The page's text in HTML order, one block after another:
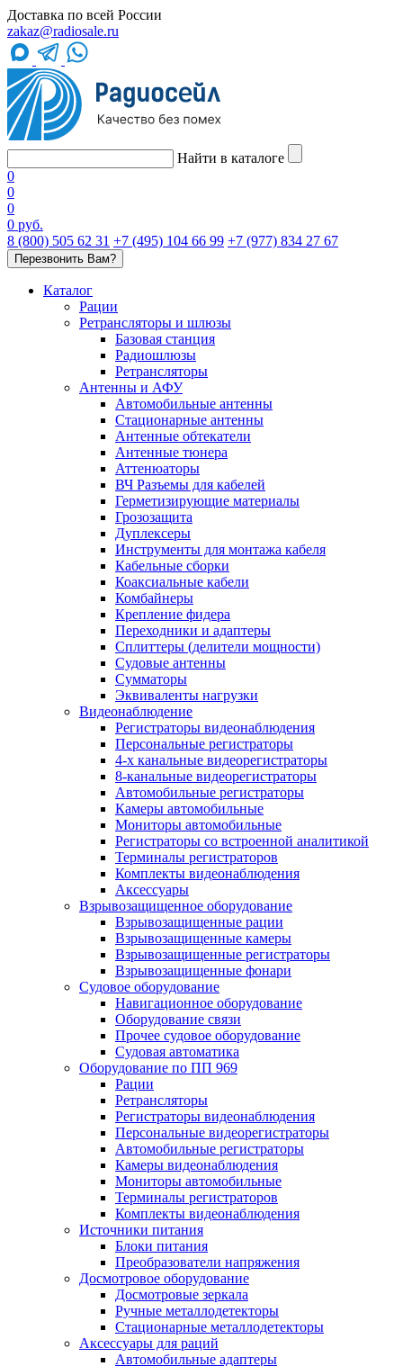
Доставка по всей России
zakaz@radiosale.ru
Найти в каталоге
0
0
0
0 руб.
8 (800) 505 62 31 +7 (495) 104 66 99 +7 (977) 834 27 67
Перезвонить Вам?
Каталог
Рации
Ретрансляторы и шлюзы
Базовая станция
Радиошлюзы
Ретрансляторы
Антенны и АФУ
Автомобильные антенны
Стационарные антенны
Антенные обтекатели
Антенные тюнера
Аттенюаторы
ВЧ Разъемы для кабелей
Герметизирующие материалы
Грозозащита
Дуплексеры
Инструменты для монтажа кабеля
Кабельные сборки
Коаксиальные кабели
Комбайнеры
Крепление фидера
Переходники и адаптеры
Сплиттеры (делители мощности)
Судовые антенны
Сумматоры
Эквиваленты нагрузки
Видеонаблюдение
Регистраторы видеонаблюдения
Персональные регистраторы
4-х канальные видеорегистраторы
8-канальные видеорегистраторы
Автомобильные регистраторы
Камеры автомобильные
Мониторы автомобильные
Регистраторы со встроенной аналитикой
Терминалы регистраторов
Комплекты видеонаблюдения
Аксессуары
Взрывозащищенное оборудование
Взрывозащищенные рации
Взрывозащищенные камеры
Взрывозащищенные регистраторы
Взрывозащищенные фонари
Судовое оборудование
Навигационное оборудование
Оборудование связи
Прочее судовое оборудование
Судовая автоматика
Оборудование по ПП 969
Рации
Ретрансляторы
Регистраторы видеонаблюдения
Персональные видеорегистраторы
Автомобильные регистраторы
Камеры видеонаблюдения
Мониторы автомобильные
Терминалы регистраторов
Комплекты видеонаблюдения
Источники питания
Блоки питания
Преобразователи напряжения
Досмотровое оборудование
Досмотровые зеркала
Ручные металлодетекторы
Стационарные металлодетекторы
Аксессуары для раций
Автомобильные адаптеры